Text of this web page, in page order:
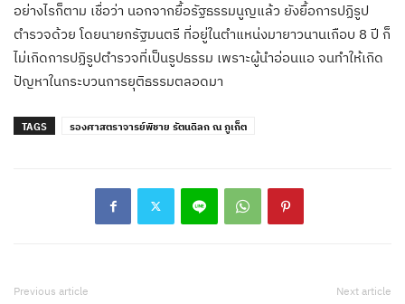
อย่างไรก็ตาม เชื่อว่า นอกจากยื้อรัฐธรรมนูญแล้ว ยังยื้อการปฏิรูป
ตำรวจด้วย โดยนายกรัฐมนตรี ที่อยู่ในตำแหน่งมายาวนานเกือบ 8 ปี ก็
ไม่เกิดการปฏิรูปตำรวจที่เป็นรูปธรรม เพราะผู้นำอ่อนแอ จนทำให้เกิด
ปัญหาในกระบวนการยุติธรรมตลอดมา
TAGS รองศาสตราจารย์พิชาย รัตนดิลก ณ ภูเก็ต
Previous article Next article